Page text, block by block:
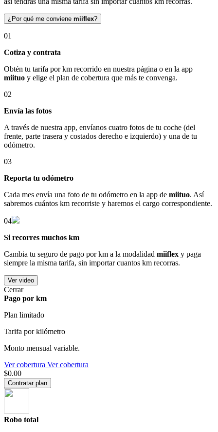
¿Por qué me conviene miiflex?
01
Cotiza y contrata
Obtén tu tarifa por km recorrido en nuestra página o en la app
miituo y elige el plan de cobertura que más te convenga.
02
Envía las fotos
A través de nuestra app, envíanos cuatro fotos de tu coche (del
frente, parte trasera y costados derecho e izquierdo) y una de tu
odómetro.
03
Reporta tu odómetro
Cada mes envía una foto de tu odómetro en la app de miituo. Así
sabremos cuántos km recorriste y haremos el cargo correspondiente.
04
Si recorres muchos km
Cambia tu seguro de pago por km a la modalidad miiflex y paga
siempre la misma tarifa, sin importar cuantos km recorras.
Ver video
Cerrar
Pago por km
Plan limitado
Tarifa por kilómetro
Monto mensual variable.
Ver cobertura Ver cobertura
$0.00
Contratar plan
Robo total